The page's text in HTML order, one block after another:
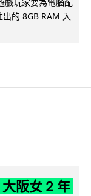
的 8GB RAM 入
阪女 2 年